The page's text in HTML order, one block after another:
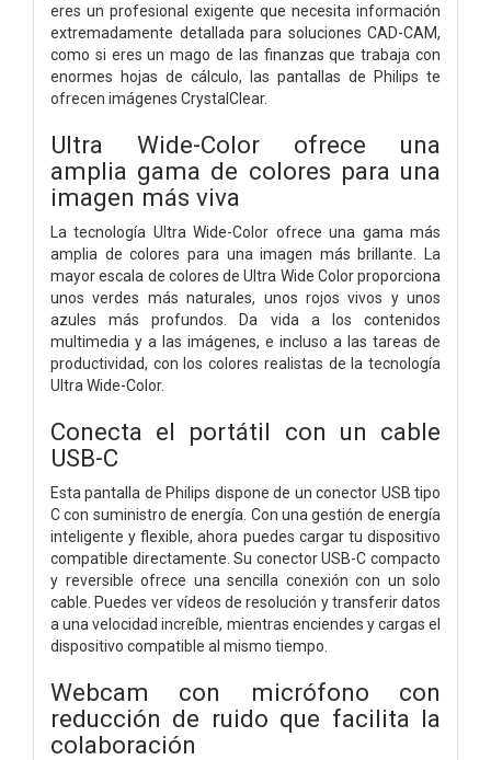
eres un profesional exigente que necesita información
extremadamente detallada para soluciones CAD-CAM,
como si eres un mago de las finanzas que trabaja con
enormes hojas de cálculo, las pantallas de Philips te
ofrecen imágenes CrystalClear.
Ultra Wide-Color ofrece una
amplia gama de colores para una
imagen más viva
La tecnología Ultra Wide-Color ofrece una gama más
amplia de colores para una imagen más brillante. La
mayor escala de colores de Ultra Wide Color proporciona
unos verdes más naturales, unos rojos vivos y unos
azules más profundos. Da vida a los contenidos
multimedia y a las imágenes, e incluso a las tareas de
productividad, con los colores realistas de la tecnología
Ultra Wide-Color.
Conecta el portátil con un cable
USB-C
Esta pantalla de Philips dispone de un conector USB tipo
C con suministro de energía. Con una gestión de energía
inteligente y flexible, ahora puedes cargar tu dispositivo
compatible directamente. Su conector USB-C compacto
y reversible ofrece una sencilla conexión con un solo
cable. Puedes ver vídeos de resolución y transferir datos
a una velocidad increíble, mientras enciendes y cargas el
dispositivo compatible al mismo tiempo.
Webcam con micrófono con
reducción de ruido que facilita la
colaboración